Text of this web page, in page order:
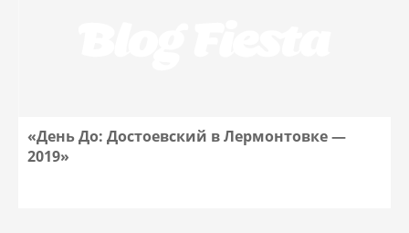
«День До: Достоевский в Лермонтовке —
2019»